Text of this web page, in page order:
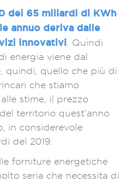
dei 65 miliardi di KWh
annuo deriva dalle
innovativi . Quindi
energia viene dal
quindi, quello che più di
che stiamo
stime, il prezzo
territorio quest’anno
in considerevole
del 2019.
forniture energetiche
seria che necessita di